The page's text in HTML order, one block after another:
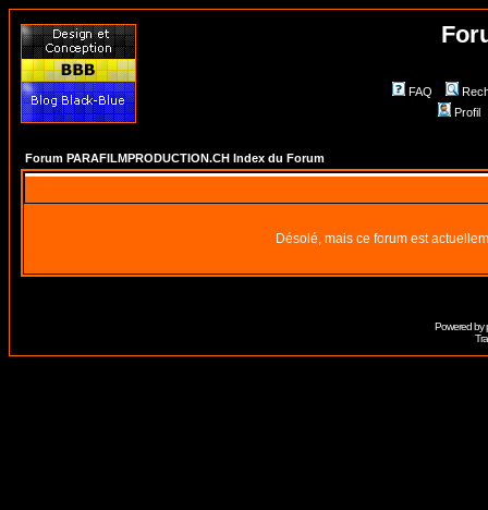
FAQ
Profil
Forum PARAFILMPRODUCTION.CH Index du Forum
Désolé, mais ce forum est
Powered by